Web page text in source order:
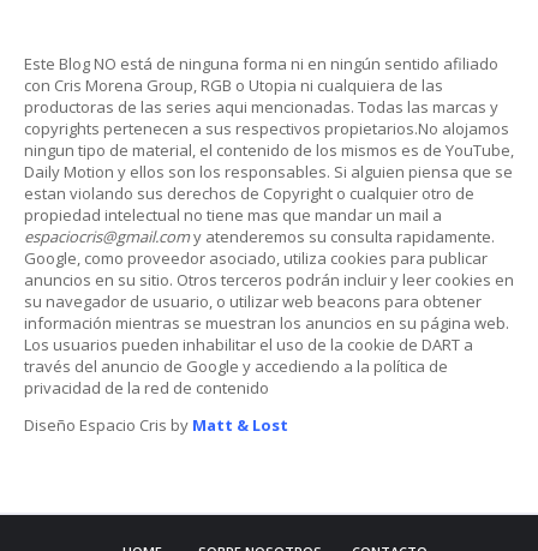
Este Blog NO está de ninguna forma ni en ningún sentido afiliado
con Cris Morena Group, RGB o Utopia ni cualquiera de las
productoras de las series aqui mencionadas. Todas las marcas y
copyrights pertenecen a sus respectivos propietarios.No alojamos
ningun tipo de material, el contenido de los mismos es de YouTube,
Daily Motion y ellos son los responsables. Si alguien piensa que se
estan violando sus derechos de Copyright o cualquier otro de
propiedad intelectual no tiene mas que mandar un mail a
espaciocris@gmail.comy atenderemos su consulta rapidamente.
Google, como proveedor asociado, utiliza cookies para publicar
anuncios en su sitio. Otros terceros podrán incluir y leer cookies en
su navegador de usuario, o utilizar web beacons para obtener
información mientras se muestran los anuncios en su página web.
Los usuarios pueden inhabilitar el uso de la cookie de DART a
través del anuncio de Google y accediendo a la política de
privacidad de la red de contenido
Diseño Espacio Cris by Matt & Lost